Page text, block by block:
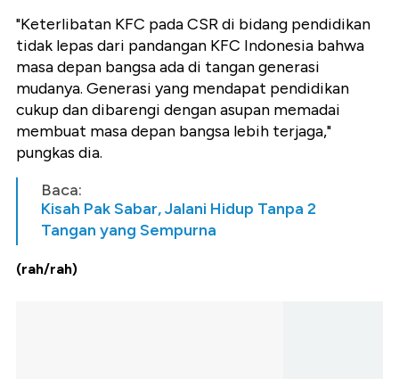
"Keterlibatan KFC pada CSR di bidang pendidikan
tidak lepas dari pandangan KFC Indonesia bahwa
masa depan bangsa ada di tangan generasi
mudanya. Generasi yang mendapat pendidikan
cukup dan dibarengi dengan asupan memadai
membuat masa depan bangsa lebih terjaga,"
pungkas dia.
Baca:
Kisah Pak Sabar, Jalani Hidup Tanpa 2
Tangan yang Sempurna
(rah/rah)